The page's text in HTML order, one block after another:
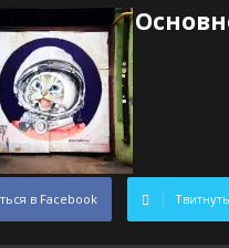
в Facebook